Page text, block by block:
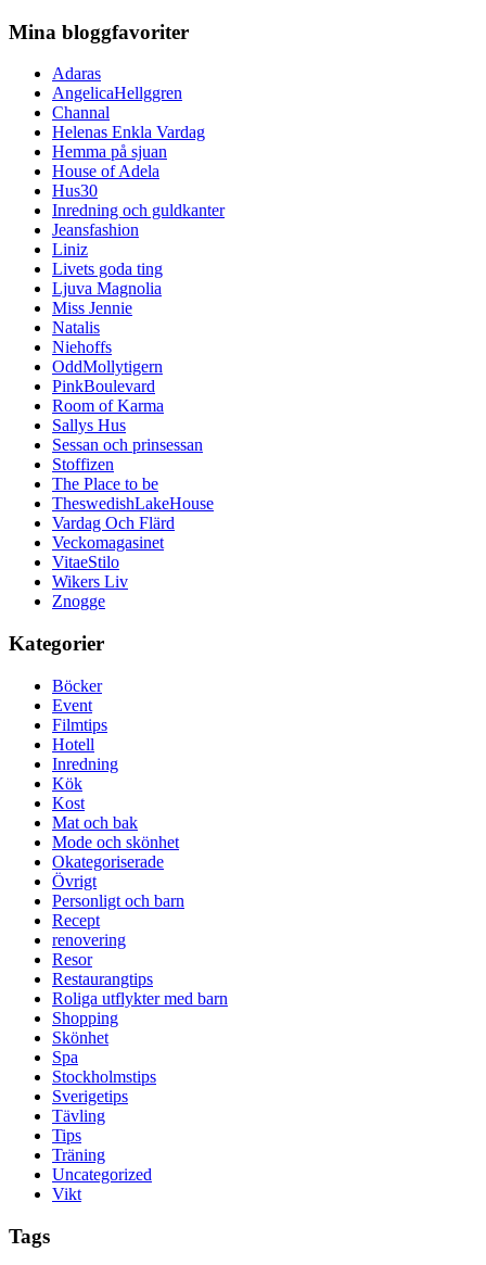
Mina bloggfavoriter
Adaras
AngelicaHellggren
Channal
Helenas Enkla Vardag
Hemma på sjuan
House of Adela
Hus30
Inredning och guldkanter
Jeansfashion
Liniz
Livets goda ting
Ljuva Magnolia
Miss Jennie
Natalis
Niehoffs
OddMollytigern
PinkBoulevard
Room of Karma
Sallys Hus
Sessan och prinsessan
Stoffizen
The Place to be
TheswedishLakeHouse
Vardag Och Flärd
Veckomagasinet
VitaeStilo
Wikers Liv
Znogge
Kategorier
Böcker
Event
Filmtips
Hotell
Inredning
Kök
Kost
Mat och bak
Mode och skönhet
Okategoriserade
Övrigt
Personligt och barn
Recept
renovering
Resor
Restaurangtips
Roliga utflykter med barn
Shopping
Skönhet
Spa
Stockholmstips
Sverigetips
Tävling
Tips
Träning
Uncategorized
Vikt
Tags